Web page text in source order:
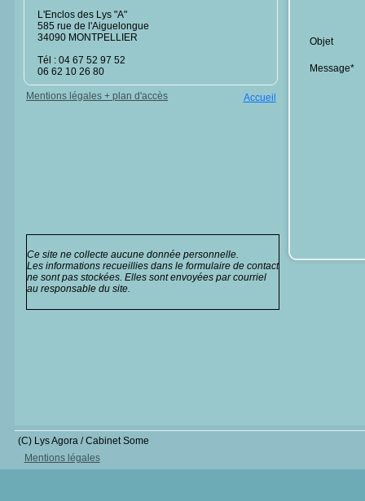
L'Enclos des Lys "A"
585 rue de l'Aiguelongue
34090 MONTPELLIER
Tél : 04 67 52 97 52
06 62 10 26 80
Mentions légales + plan d'accès Accueil
Ce site ne collecte aucune donnée personnelle.
Les informations recueillies dans le formulaire de contact
ne sont pas stockées. Elles sont envoyées par courriel
au responsable du site.
Objet
Message*
(C) Lys Agora / Cabinet Some
Mentions légales